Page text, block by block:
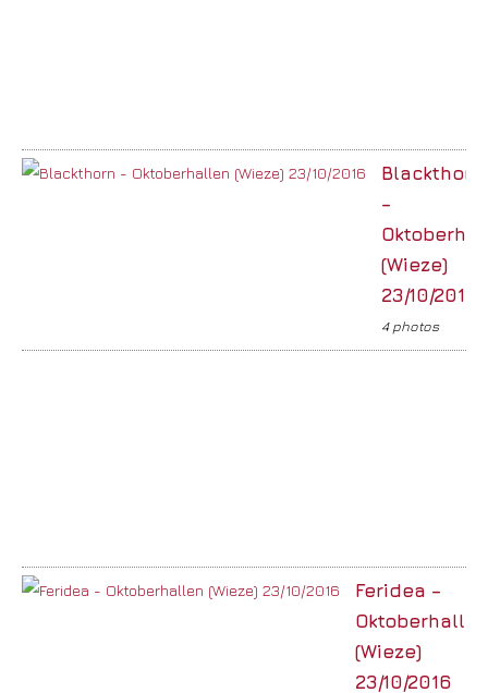
Blackthorn
–
(Wieze)
23/10/2016
4 photos
Feridea –
Oktoberhallen
(Wieze)
23/10/2016